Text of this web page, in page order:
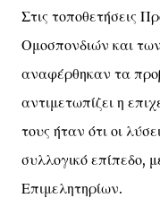
Στις τοποθετήσεις
Ομοσπονδιών και
αναφέρθηκαν τα
αντιμετωπίζει η
τους ήταν ότι οι
συλλογικό επίπεδο,
Επιμελητηρίων.